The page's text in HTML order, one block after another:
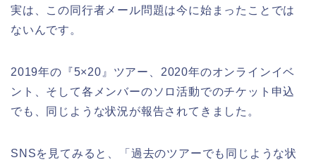
実は、この同行者メール問題は今に始まったことでは
ないんです。
2019年の『5×20』ツアー、2020年のオンラインイベ
ント、そして各メンバーのソロ活動でのチケット申込
でも、同じような状況が報告されてきました。
SNSを見てみると、「過去のツアーでも同じような状